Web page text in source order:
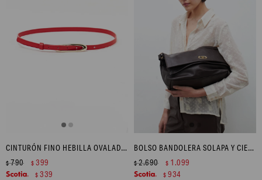
CINTURÓN FINO HEBILLA OVALADA - ROJO
$790 $ 399
$ 339
BOLSO BANDOLERA SOLAPA Y CIERRE METÁLICO - CHOCOLATE
$2.690 $ 1.099
$ 934